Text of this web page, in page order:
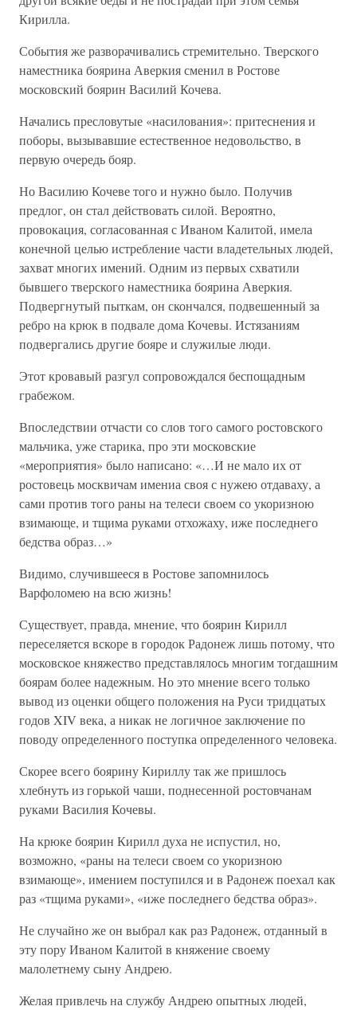
Кирилла.
События же разворачивались стремительно. Тверского
наместника боярина Аверкия сменил в Ростове
московский боярин Василий Кочева.
Начались пресловутые «насилования»: притеснения и
поборы, вызывавшие естественное недовольство, в
первую очередь бояр.
Но Василию Кочеве того и нужно было. Получив
предлог, он стал действовать силой. Вероятно,
провокация, согласованная с Иваном Калитой, имела
конечной целью истребление части владетельных людей,
захват многих имений. Одним из первых схватили
бывшего тверского наместника боярина Аверкия.
Подвергнутый пыткам, он скончался, подвешенный за
ребро на крюк в подвале дома Кочевы. Истязаниям
подвергались другие бояре и служилые люди.
Этот кровавый разгул сопровождался беспощадным
грабежом.
Впоследствии отчасти со слов того самого ростовского
мальчика, уже старика, про эти московские
«мероприятия» было написано: «…И не мало их от
ростовець москвичам имениа своя с нужею отдаваху, а
сами против того раны на телеси своем со укоризною
взимающе, и тщима руками отхожаху, иже последнего
бедства образ…»
Видимо, случившееся в Ростове запомнилось
Варфоломею на всю жизнь!
Существует, правда, мнение, что боярин Кирилл
переселяется вскоре в городок Радонеж лишь потому, что
московское княжество представлялось многим тогдашним
боярам более надежным. Но это мнение всего только
вывод из оценки общего положения на Руси тридцатых
годов XIV века, а никак не логичное заключение по
поводу определенного поступка определенного человека.
Скорее всего боярину Кириллу так же пришлось
хлебнуть из горькой чаши, поднесенной ростовчанам
руками Василия Кочевы.
На крюке боярин Кирилл духа не испустил, но,
возможно, «раны на телеси своем со укоризною
взимающе», имением поступился и в Радонеж поехал как
раз «тщима руками», «иже последнего бедства образ».
Не случайно же он выбрал как раз Радонеж, отданный в
эту пору Иваном Калитой в княжение своему
малолетнему сыну Андрею.
Желая привлечь на службу Андрею опытных людей,